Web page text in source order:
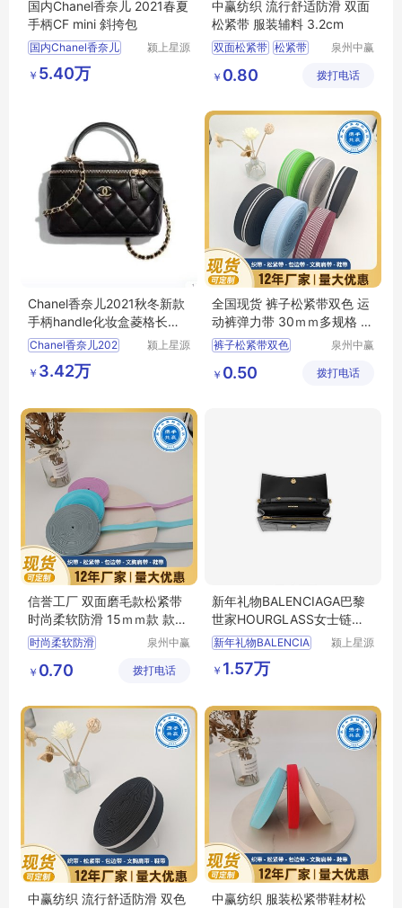
国内Chanel香奈儿 2021春夏
手柄CF mini 斜挎包
国内Chanel香奈儿
颍上星源
￥ 5.40万
中赢纺织 流行舒适防滑 双面
松紧带 服装辅料 3.2cm
双面松紧带 松紧带
流行舒适防滑
泉州中赢
有限公司
￥ 0.80 拨打电话
Chanel香奈儿2021秋冬新款
手柄handle化妆盒菱格长盒
子羊皮亮金扣
Chanel香奈儿202
颍上星源
￥ 3.42万
全国现货 裤子松紧带双色 运
动裤弹力带 30ｍｍ多规格 可
定制
裤子松紧带双色
泉州中赢
有限公司
￥ 0.50 拨打电话
信誉工厂 双面磨毛款松紧带
时尚柔软防滑 15ｍｍ款 款式
多样
时尚柔软防滑
松紧带
肩带
泉州中赢
有限公司
￥ 0.70 拨打电话
新年礼物BALENCIAGA巴黎
世家HOURGLASS女士链条
钱包沙漏包
新年礼物BALENCIA
颍上星源
￥ 1.57万
中赢纺织 流行舒适防滑 双色 中赢纺织 服装松紧带鞋材松